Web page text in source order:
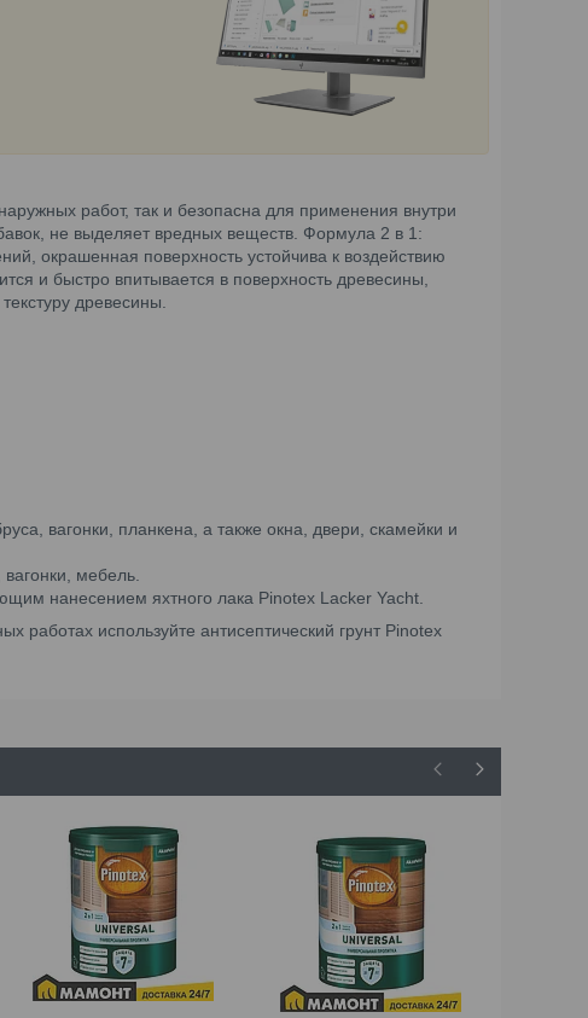
работ, так и безопасна для применения внутри
не выделяет вредных веществ. Формула 2 в 1:
окрашенная поверхность устойчива к воздействию
и быстро впитывается в поверхность древесины,
древесины.
вагонки, планкена, а также окна, двери, скамейки и
мебель.
нанесением яхтного лака Pinotex Lacker Yacht.
работах используйте антисептический грунт Pinotex